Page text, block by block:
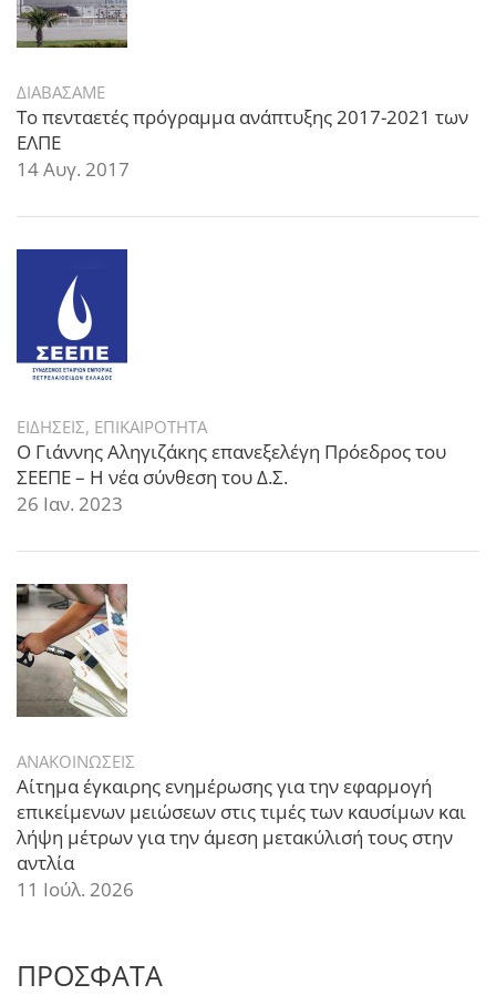
ΔΙΑΒΑΣΑΜΕ
Το πενταετές πρόγραμμα ανάπτυξης 2017-2021 των
ΕΛΠΕ
14 Αυγ. 2017
ΕΙΔΗΣΕΙΣ, ΕΠΙΚΑΙΡΟΤΗΤΑ
Ο Γιάννης Αληγιζάκης επανεξελέγη Πρόεδρος του
ΣΕΕΠΕ – Η νέα σύνθεση του Δ.Σ.
26 Ιαν. 2023
ΑΝΑΚΟΙΝΩΣΕΙΣ
Αίτημα έγκαιρης ενημέρωσης για την εφαρμογή
επικείμενων μειώσεων στις τιμές των καυσίμων και
λήψη μέτρων για την άμεση μετακύλισή τους στην
αντλία
11 Ιούλ. 2026
ΠΡΟΣΦΑΤΑ